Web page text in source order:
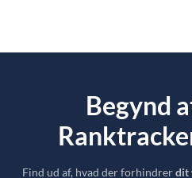
Begynd
Find ud af, hvad der forhindrerdit